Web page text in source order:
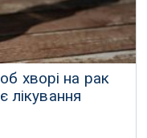
хворі на рак
лікування